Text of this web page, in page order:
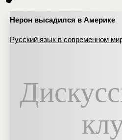
Нерон высадился в Америке
Русский язык в современном